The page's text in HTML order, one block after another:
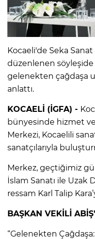
Kocaeli'de Seka
düzenlenen söyleşide
gelenekten çağdaşa
anlattı.
KOCAELİ (İGFA) -
bünyesinde hizmet
Merkezi, Kocaelili
sanatçılarıyla
Merkez, geçtiğimiz
İslam Sanatı ile Uzak
ressam Karl Talip
BAŞKAN VEKİLİ
“Gelenekten